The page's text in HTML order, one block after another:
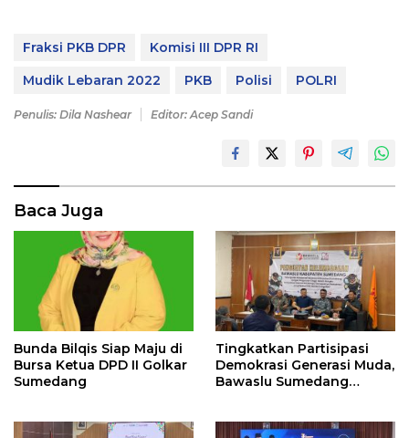
Fraksi PKB DPR
Komisi III DPR RI
Mudik Lebaran 2022
PKB Polisi POLRI
Penulis: Dila Nashear Editor: Acep Sandi
Baca Juga
Bunda Bilqis Siap Maju di
Bursa Ketua DPD II Golkar
Sumedang
Tingkatkan Partisipasi
Demokrasi Generasi Muda,
Bawaslu Sumedang